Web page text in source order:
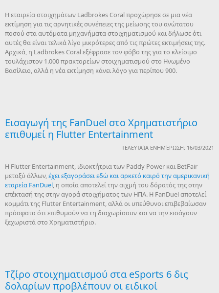
H εταιρεία στοιχημάτων Ladbrokes Coral προχώρησε σε μια νέα
εκτίμηση για τις αρνητικές συνέπειες της μείωσης του ανώτατου
ποσού στα αυτόματα μηχανήματα στοιχηματισμού και δήλωσε ότι
αυτές θα είναι τελικά λίγο μικρότερες από τις πρώτες εκτιμήσεις της.
Αρχικά, η Ladbrokes Coral εξέφρασε τον φόβο της για το κλείσιμο
τουλάχιστον 1.000 πρακτορείων στοιχηματισμού στο Ηνωμένο
Βασίλειο, αλλά η νέα εκτίμηση κάνει λόγο για περίπου 900.
Εισαγωγή της FanDuel στο Χρηματιστήριο
επιθυμεί η Flutter Entertainment
ΤΕΛΕΥΤΑΊΑ ΕΝΗΜΈΡΩΣΗ: 16/03/2021
H Flutter Entertainment, ιδιοκτήτρια των Paddy Power και BetFair
μεταξύ άλλων,έχει εξαγοράσει εδώ και αρκετό καιρό την αμερικανική
εταρεία FanDuel, η οποία αποτελεί την αιχμή του δόρατός της στην
επέκτασή της στην αγορά στοιχήματος των ΗΠΑ. Η FanDuel αποτελεί
κομμάτι της Flutter Entertainment, αλλά οι υπεύθυνοι επιβεβαίωσαν
πρόσφατα ότι επιθυμούν να τη διαχωρίσουν και να την εισάγουν
ξεχωριστά στο Χρηματιστήριο.
Τζίρο στοιχηματισμού στα eSports 6 δις
δολαρίων προβλέπουν οι ειδικοί